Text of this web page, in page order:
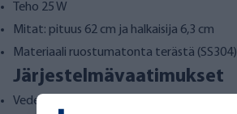
Teho 25 W
Mitat: pituus 62 cm ja halkaisija 6,3 cm
Materiaali ruostumatonta terästä (SS304)
Järjestelmävaatimukset
Vedensyöttöpaine 1-8 bar